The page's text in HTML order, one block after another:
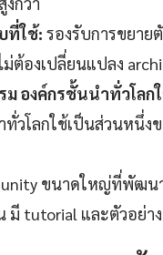
ที่ใช้: รองรับการขยาย
ต้องเปลี่ยนแปลง
องค์กรชั้นนำทั่วโลก
วโลกใช้เป็นส่วนหนึ่
ขนาดใหญ่ที่พัฒน
มี tutorial และตัวอย่า